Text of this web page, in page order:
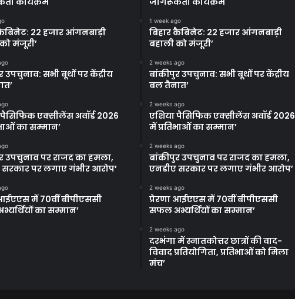
22 हजार आंगनबाड़ी
मंजूरी’
उपचुनाव: सभी बूथों पर केंद्रीय
एक्सीलेंस अवॉर्ड 2026
का सम्मान’
उपचुनाव पर राजद का हमला,
पर लगाए गंभीर आरोप’
में 70वीं बीपीएससी
का सम्मान’
1 week ago
बिहार कैबिनेट: 22 हजार आंगनबाड़ी
बहाली को मंजूरी’
2 weeks ago
बांकीपुर उपचुनाव: सभी बूथों पर केंद्रीय
बल तैनात’
2 weeks ago
एशिया पैसिफिक एक्सीलेंस अवॉर्ड 2026
में प्रतिभाओं का सम्मान’
2 weeks ago
बांकीपुर उपचुनाव पर राजद का हमला,
एनडीए सरकार पर लगाए गंभीर आरोप’
2 weeks ago
प्रेरणा आईएएस में 70वीं बीपीएससी
सफल अभ्यर्थियों का सम्मान’
2 weeks ago
दरभंगा में स्नातकोत्तर छात्रों की वाद-
विवाद प्रतियोगिता, प्रतिभाओं को मिला
मंच’